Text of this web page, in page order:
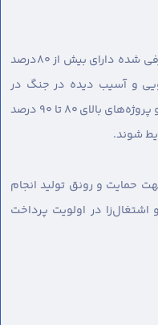
معاون استاندار تأکید کرد: طرح‌های معرفی شده دارای بیش از ۸۰درصد
و آسیب دیده در جنگ در
اولویت دریافت این تسهیلات قرار گیرند و پروژه‌های بالای ۸۰ تا ۹۰ درصد
شوند.
حمایت و رونق تولید انجام
اشتغال‌زا در اولویت پرداخت